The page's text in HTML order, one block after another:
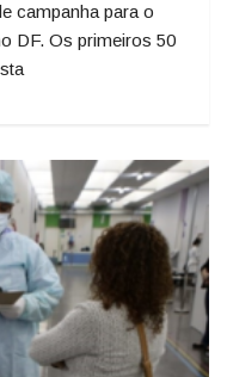
campanha para o
DF. Os primeiros 50